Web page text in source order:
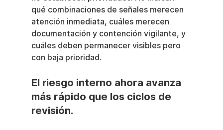
qué combinaciones de señales merecen
atención inmediata, cuáles merecen
documentación y contención vigilante, y
cuáles deben permanecer visibles pero
con baja prioridad.
El riesgo interno ahora avanza
más rápido que los ciclos de
revisión.